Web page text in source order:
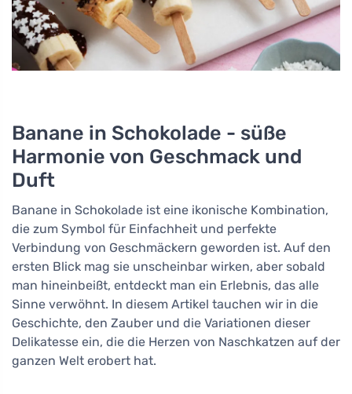
Banane in Schokolade - süße
Harmonie von Geschmack und
Duft
Banane in Schokolade ist eine ikonische Kombination,
die zum Symbol für Einfachheit und perfekte
Verbindung von Geschmäckern geworden ist. Auf den
ersten Blick mag sie unscheinbar wirken, aber sobald
man hineinbeißt, entdeckt man ein Erlebnis, das alle
Sinne verwöhnt. In diesem Artikel tauchen wir in die
Geschichte, den Zauber und die Variationen dieser
Delikatesse ein, die die Herzen von Naschkatzen auf der
ganzen Welt erobert hat.